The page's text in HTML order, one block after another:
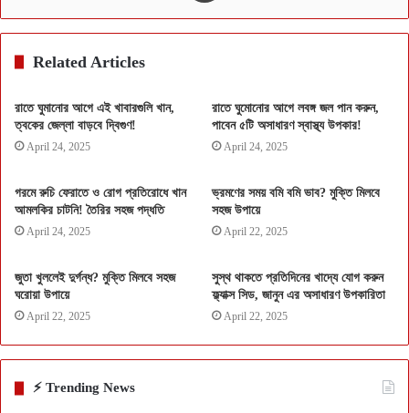
Related Articles
রাতে ঘুমানোর আগে এই খাবারগুলি খান,
ত্বকের জেল্লা বাড়বে দ্বিগুণ!
April 24, 2025
রাতে ঘুমোনোর আগে লবঙ্গ জল পান করুন,
পাবেন ৫টি অসাধারণ স্বাস্থ্য উপকার!
April 24, 2025
গরমে রুচি ফেরাতে ও রোগ প্রতিরোধে খান
আমলকির চাটনি! তৈরির সহজ পদ্ধতি
April 24, 2025
ভ্রমণের সময় বমি বমি ভাব? মুক্তি মিলবে
সহজ উপায়ে
April 22, 2025
জুতা খুললেই দুর্গন্ধ? মুক্তি মিলবে সহজ
ঘরোয়া উপায়ে
April 22, 2025
সুস্থ থাকতে প্রতিদিনের খাদ্যে যোগ করুন
ফ্ল্যাক্স সিড, জানুন এর অসাধারণ উপকারিতা
April 22, 2025
⚡ Trending News